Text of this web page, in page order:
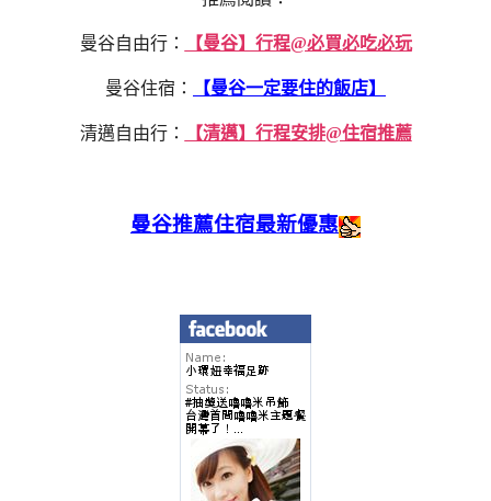
曼谷自由行： 【曼谷】行程@必買必吃必玩
曼谷住宿： 【曼谷一定要住的飯店】
清邁自由行： 【清邁】行程安排@住宿推薦
曼谷推薦住宿最新優惠